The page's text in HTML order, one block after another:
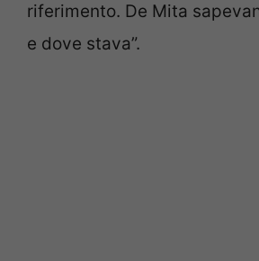
riferimento. De Mita
e dove stava”.